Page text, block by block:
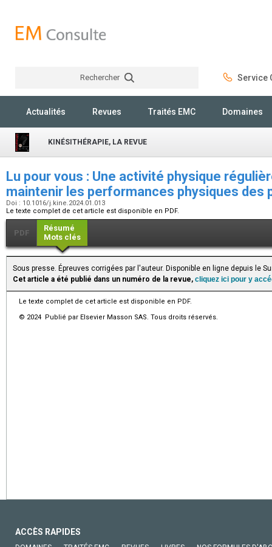
Rechercher Service
Actualités Revues Traités EMC Domaines
KINÉSITHÉRAPIE, LA REVUE
Lu pour vous : Une activité physique
maintenir les performances physiques des
Doi : 10.1016/j.kine.2024.01.013
Le texte complet de cet article est disponible en PDF.
PDF
Résumé
Mots clés
Sous presse. Épreuves corrigées par l'auteur. Disponible en ligne depuis le
Cet article a été publié dans un numéro de la revue, cliquez ici pour y
Le texte complet de cet article est disponible en PDF.
© 2024 Publié par Elsevier Masson SAS. Tous droits réservés.
ACCÈS RAPIDES